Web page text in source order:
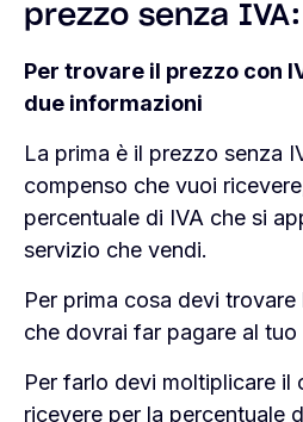
prezzo senza
Per trovare il prezzo con
due informazioni
La prima è il prezzo senza
compenso che vuoi
percentuale di IVA che si
servizio che vendi.
Per prima cosa devi
che dovrai far pagare al tuo
Per farlo devi moltiplicare il
ricevere per la percentuale